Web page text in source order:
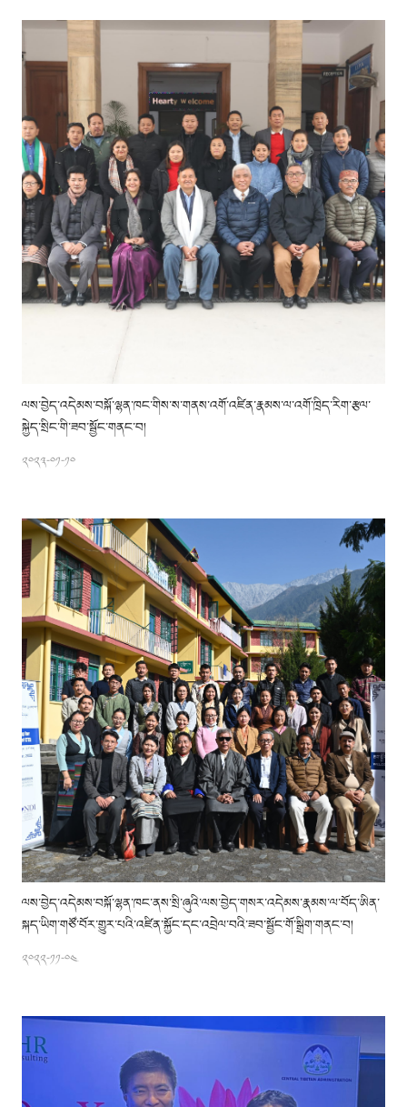
ལས་བྱེད་འདེམས་བསྐོ་ལྷན་ཁང་གིས་ས་གནས་འགོ་འཛིན་རྣམས་ལ་འགོ་ཁྲིད་རིག་རྩལ་
སྐྱེད་སྲིང་གི་ཟབ་སྦྱོང་གནང་བ།
༢༠༢༣-༠༡-༡༠
ལས་བྱེད་འདེམས་བསྐོ་ལྷན་ཁང་ནས་སྲི་ཞུའི་ལས་བྱེད་གསར་འདེམས་རྣམས་ལ་བོད་ཨིན་
སྐད་ཡིག་གཙོ་བོར་གྱུར་པའི་འཛིན་སྐྱོང་དང་འབྲེལ་བའི་ཟབ་སྦྱོང་གོ་སྒྲིག་གནང་བ།
༢༠༢༢-༡༡-༠༤